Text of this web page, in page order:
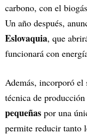
carbono, con el
Un año después,
Eslovaquia, que
funcionará con
Además, incorporó el
técnica de
pequeñas por una
permite reducir tanto